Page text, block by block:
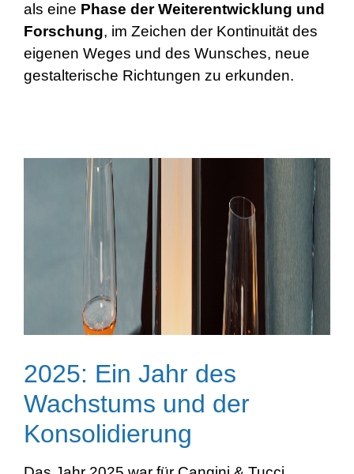
als eine Phase der Weiterentwicklung und
Forschung, im Zeichen der Kontinuität des
eigenen Weges und des Wunsches, neue
gestalterische Richtungen zu erkunden.
2025: Ein Jahr des
Wachstums und der
Konsolidierung